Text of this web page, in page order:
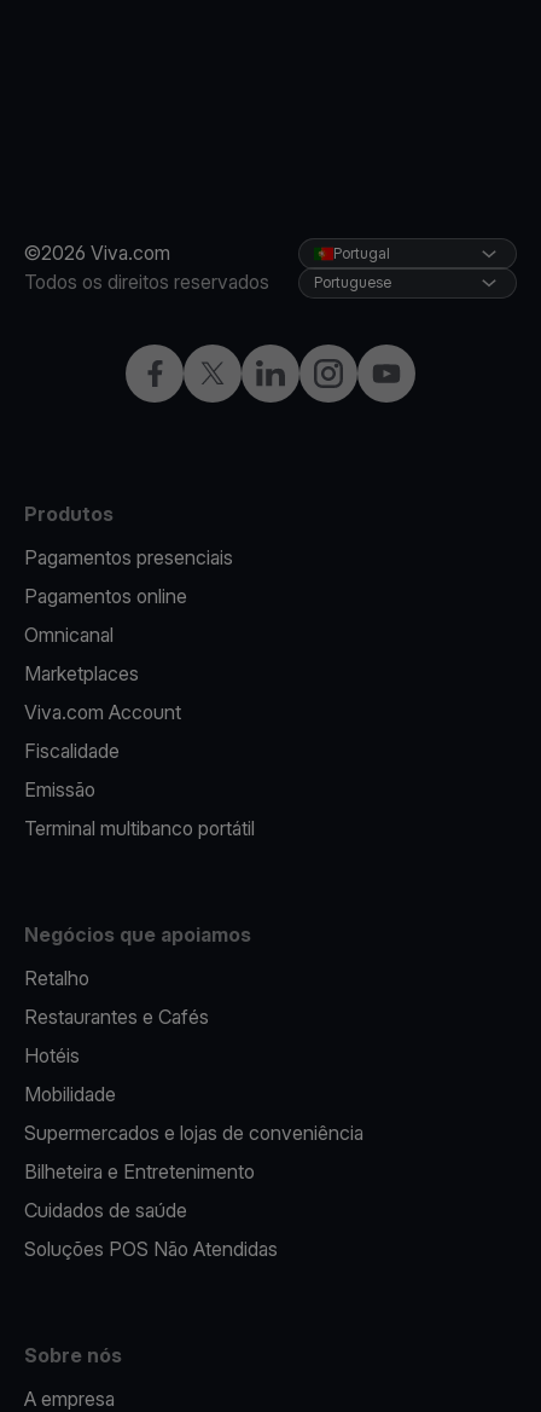
©2026 Viva.com
Todos os direitos reservados
FacebookTwitterLinkedInInstagramYouTube
Portugal
Portuguese
Produtos
Pagamentos presenciais
Pagamentos online
Omnicanal
Marketplaces
Viva.com Account
Fiscalidade
Emissão
Terminal multibanco portátil
Negócios que apoiamos
Retalho
Restaurantes e Cafés
Hotéis
Mobilidade
Supermercados e lojas de conveniência
Bilheteira e Entretenimento
Cuidados de saúde
Soluções POS Não Atendidas
Sobre nós
A empresa